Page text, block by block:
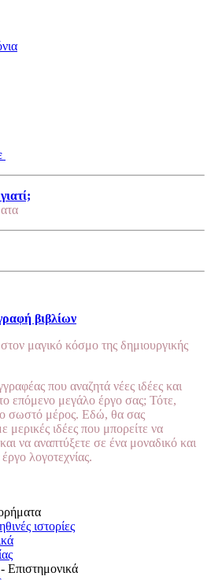
βιβλίων
μαγικό κόσμο της δημιουργικής
που αναζητά νέες ιδέες και
επόμενο μεγάλο έργο σας; Τότε,
σωστό μέρος. Εδώ, θα σας
μερικές ιδέες που μπορείτε να
να αναπτύξετε σε ένα μοναδικό και
λογοτεχνίας.
ιστορίες
Επιστημονικά